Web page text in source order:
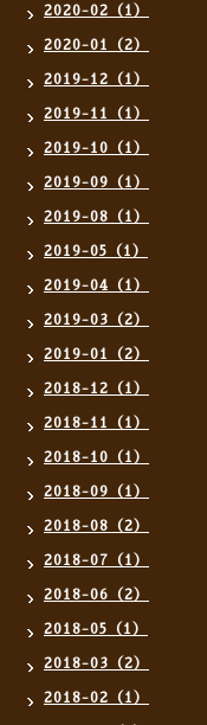
2020-02（1）
2020-01（2）
2019-12（1）
2019-11（1）
2019-10（1）
2019-09（1）
2019-08（1）
2019-05（1）
2019-04（1）
2019-03（2）
2019-01（2）
2018-12（1）
2018-11（1）
2018-10（1）
2018-09（1）
2018-08（2）
2018-07（1）
2018-06（2）
2018-05（1）
2018-03（2）
2018-02（1）